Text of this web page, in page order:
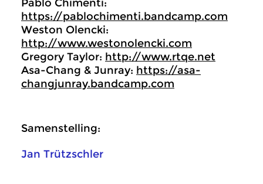
Pablo Chimenti:
https://pablochimenti.bandcamp.com
Weston Olencki:
http://www.westonolencki.com
Gregory Taylor: http://www.rtqe.net
Asa-Chang & Junray: https://asa-
changjunray.bandcamp.com
Samenstelling:
Jan Trützschler